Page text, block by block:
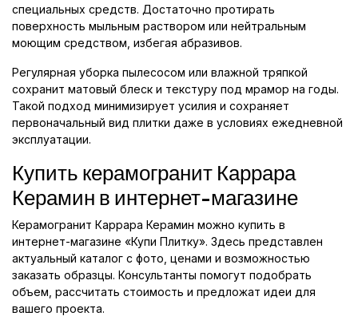
специальных средств. Достаточно протирать
поверхность мыльным раствором или нейтральным
моющим средством, избегая абразивов.
Регулярная уборка пылесосом или влажной тряпкой
сохранит матовый блеск и текстуру под мрамор на годы.
Такой подход минимизирует усилия и сохраняет
первоначальный вид плитки даже в условиях ежедневной
эксплуатации.
Купить керамогранит Каррара
Керамин в интернет-магазине
Керамогранит Каррара Керамин можно купить в
интернет-магазине «Купи Плитку». Здесь представлен
актуальный каталог с фото, ценами и возможностью
заказать образцы. Консультанты помогут подобрать
объем, рассчитать стоимость и предложат идеи для
вашего проекта.